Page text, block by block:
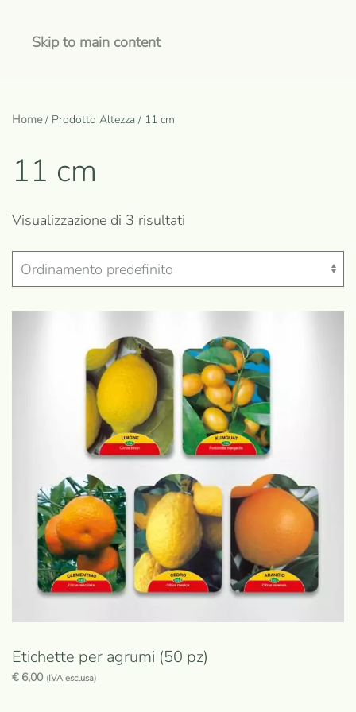
Skip to main content
Home/ Prodotto Altezza / 11 cm
11 cm
Visualizzazione di 3 risultati
Etichette per agrumi (50 pz)
€6,00 (IVA esclusa)